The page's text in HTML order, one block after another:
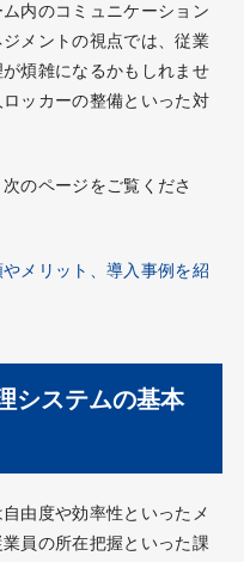
内のコミュニケーション
メントの視点では、従業
煩雑になるかもしれませ
ッカーの整備といった対
のページをご覧くださ
メリット、導入事例を紹
システムの基本
由度や効率性といったメ
員の所在把握といった課